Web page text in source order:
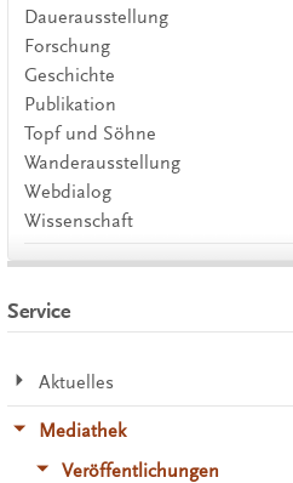
Dauerausstellung
Forschung
Geschichte
Publikation
Topf und Söhne
Wanderausstellung
Webdialog
Wissenschaft
Service
Aktuelles
Mediathek
Veröffentlichungen